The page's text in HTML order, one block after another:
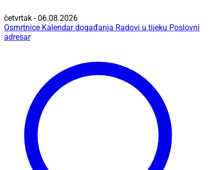
četvrtak - 06.08.2026
Osmrtnice Kalendar događanja Radovi u tijeku Poslovni
adresar